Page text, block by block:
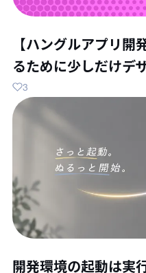
【ハングルアプリ
るために少しだけデ
3
開発環境の起動は実